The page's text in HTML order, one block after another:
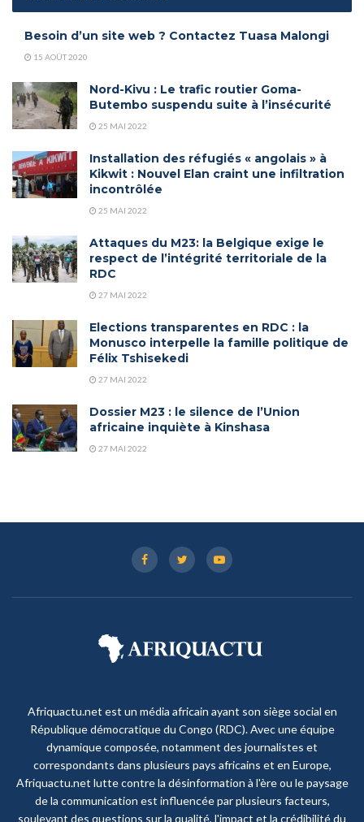
Besoin d’un site web ? Contactez Tuasa Malongi
15 AOÛT 2020
Nord-Kivu : Le trafic routier Goma-
Butembo suspendu suite à l’insécurité
25 MAI 2022
Installation des réfugiés « angolais » à
Kikwit : Nouvel Elan craint une infiltration
incontrôlée
25 MAI 2022
Attaques du M23: la Belgique exige le
respect de l’intégrité territoriale de la
RDC
27 MAI 2022
Elections transparentes en RDC : la
Monusco interpelle la famille politique de
Félix Tshisekedi
27 MAI 2022
Dossier M23 : le silence de l’Union
africaine inquiète à Kinshasa
27 MAI 2022
Afriquactu.net est un média africain ayant son siège social en
République démocratique du Congo (RDC). Avec une équipe
dynamique composée, notamment des journalistes et
correspondants dans plusieurs pays africains et en Europe,
Afriquactu.net lutte contre la désinformation à l'ère ou le paysage
de la communication est influencée par plusieurs facteurs,
soulevant des questions sur la qualité, l'impact et la crédibilité du